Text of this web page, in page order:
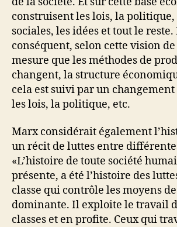
construisent les lois, la politique,
sociales, les idées et tout le reste.
conséquent, selon cette vision
mesure que les méthodes de
changent, la structure
cela est suivi par un changement
les lois, la politique, etc.
Marx considérait également
un récit de luttes entre
«L’histoire de toute société
présente, a été l’histoire des
classe qui contrôle les moyens
dominante. Il exploite le travail
classes et en profite. Ceux qui